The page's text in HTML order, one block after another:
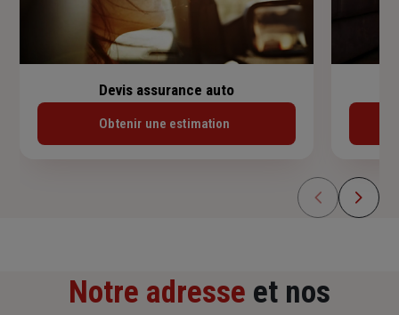
Devis assurance auto
Obtenir une estimation
Notre adresse et nos